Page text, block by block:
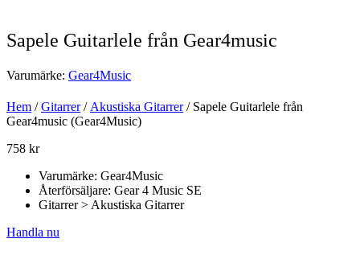
Sapele Guitarlele från Gear4music
Varumärke: Gear4Music
Hem /Gitarrer/Akustiska Gitarrer/ Sapele Guitarlele från
Gear4music (Gear4Music)
758 kr
Varumärke: Gear4Music
Återförsäljare: Gear 4 Music SE
Gitarrer > Akustiska Gitarrer
Handla nu